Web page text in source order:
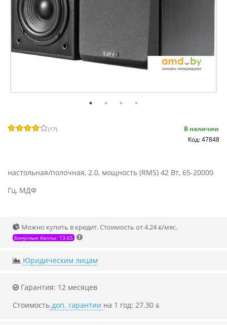
(17)
В наличии
Код: 47848
настольная/полочная, 2.0, мощность (RMS) 42 Вт, 65-20000
Гц, МДФ
Можно купить в кредит. Стоимость от 4.24 ƃ/мec.
Бонусные баллы: 13.65
Юридическим лицам
Гарантия: 12 месяцев
Стоимость доп. гарантии на 1 год: 27.30 ƃ